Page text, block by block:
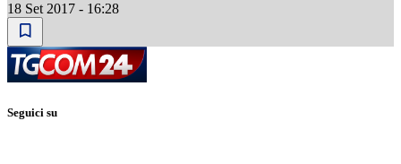
18 Set 2017 - 16:28
Seguici su